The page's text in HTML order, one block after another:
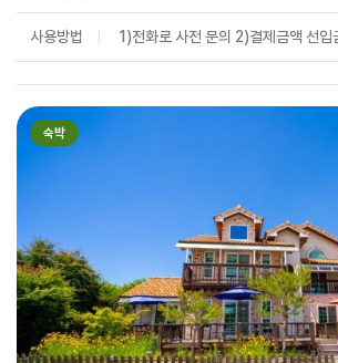
사용방법 1)전화로 사전 문의 2)결제금액 선
숙박